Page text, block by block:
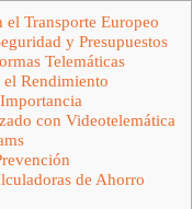
Transporte Europeo
y Presupuestos
Telemáticas
Rendimiento
con Videotelemática
de Ahorro